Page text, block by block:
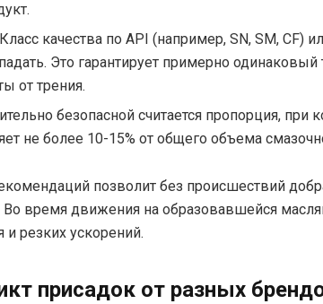
Класс качества по API (например, SN, SM, CF)
Это гарантирует примерно
от трения.
безопасной считается пропорция, при
не более 10-15% от общего объема
позволит без происшествий
Во время движения на образовавшейся
и резких ускорений.
присадок от разных